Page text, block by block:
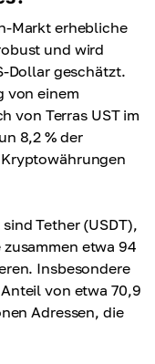
Markt erhebliche
und wird
Dollar geschätzt.
von einem
von Terras UST im
8,2 % der
Tether (USDT),
zusammen etwa 94
Insbesondere
von etwa 70,9
Adressen, die